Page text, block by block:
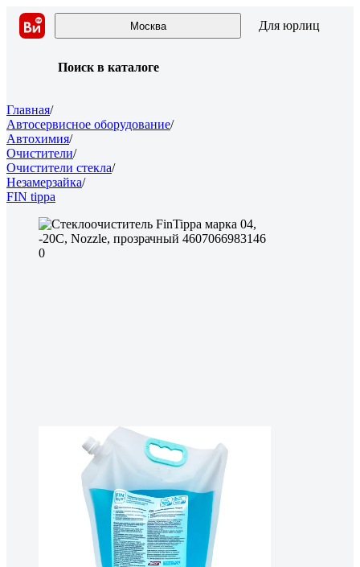
Москва Для юрлиц
Поиск в каталоге
Главная/
Автосервисное оборудование/
Автохимия/
Очистители/
Очистители стекла/
Незамерзайка/
FIN tippa